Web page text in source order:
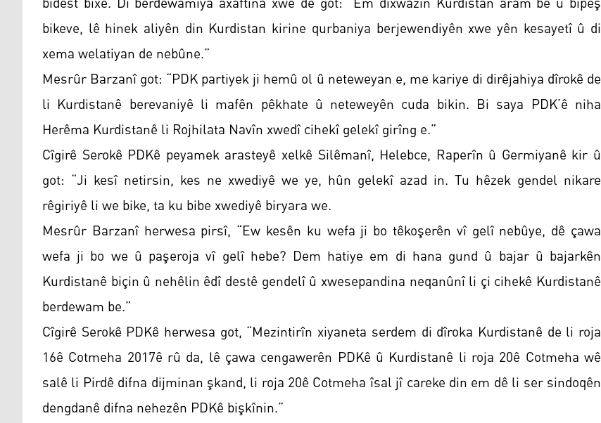
bikeve, lê hinek aliyên din Kurdistan kirine qurbaniya berjewendiyên xwe yên kesayetî û di
xema welatiyan de nebûne.”
Mesrûr Barzanî got: “PDK partiyek ji hemû ol û neteweyan e, me kariye di dirêjahiya dîrokê de
li Kurdistanê berevaniyê li mafên pêkhate û neteweyên cuda bikin. Bi saya PDK’ê niha
Herêma Kurdistanê li Rojhilata Navîn xwedî cihekî gelekî girîng e.”
Cîgirê Serokê PDKê peyamek arasteyê xelkê Silêmanî, Helebce, Raperîn û Germiyanê kir û
got: “Ji kesî netirsin, kes ne xwediyê we ye, hûn gelekî azad in. Tu hêzek gendel nikare
rêgiriyê li we bike, ta ku bibe xwediyê biryara we.
Mesrûr Barzanî herwesa pirsî, “Ew kesên ku wefa ji bo têkoşerên vî gelî nebûye, dê çawa
wefa ji bo we û paşeroja vî gelî hebe? Dem hatiye em di hana gund û bajar û bajarkên
Kurdistanê biçin û nehêlin êdî destê gendelî û xwesepandina neqanûnî li çi cihekê Kurdistanê
berdewam be.”
Cîgirê Serokê PDKê herwesa got, “Mezintirîn xiyaneta serdem di dîroka Kurdistanê de li roja
16ê Cotmeha 2017ê rû da, lê çawa cengawerên PDKê û Kurdistanê li roja 20ê Cotmeha wê
salê li Pirdê difna dijminan şkand, li roja 20ê Cotmeha îsal jî careke din em dê li ser sindoqên
dengdanê difna nehezên PDKê bişkînin.”